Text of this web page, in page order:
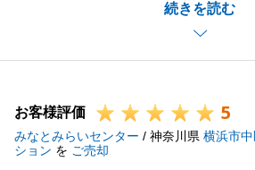
続きを読む
だき、重ねて御礼申し上げます。
他社様と比較された中で弊社をお
にご納得いただける価格でお取引
また、解体業者や司法書士の手配
びいただけて何よりでございます
今後とも、S様やご友人の方々に安
お客様評価 5
みなとみらいセンター / 神奈川県 横浜市
ション を ご売却